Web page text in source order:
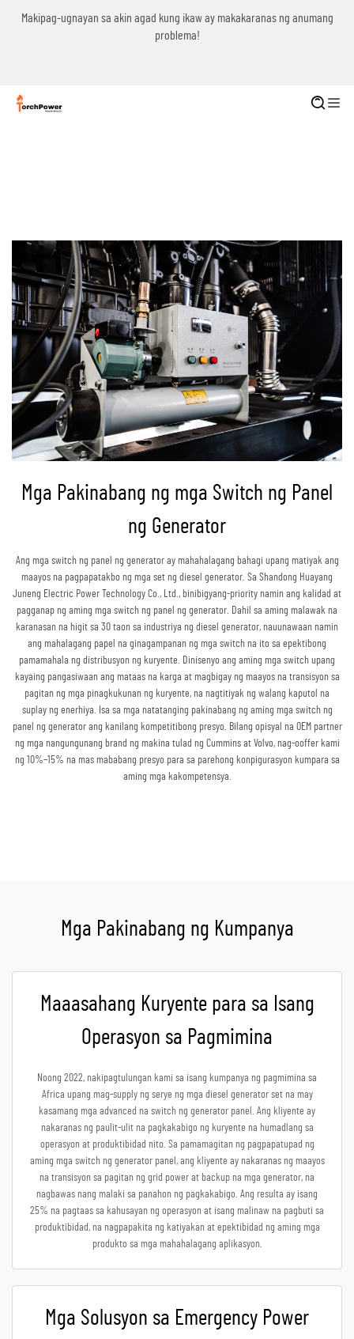
Makipag-ugnayan sa akin agad kung ikaw ay makakaranas ng anumang
problema!
Mga Pakinabang ng mga Switch ng Panel
ng Generator
Ang mga switch ng panel ng generator ay mahahalagang bahagi upang matiyak ang
maayos na pagpapatakbo ng mga set ng diesel generator. Sa Shandong Huayang
Juneng Electric Power Technology Co., Ltd., binibigyang-priority namin ang kalidad at
pagganap ng aming mga switch ng panel ng generator. Dahil sa aming malawak na
karanasan na higit sa 30 taon sa industriya ng diesel generator, nauunawaan namin
ang mahalagang papel na ginagampanan ng mga switch na ito sa epektibong
pamamahala ng distribusyon ng kuryente. Dinisenyo ang aming mga switch upang
kayaing pangasiwaan ang mataas na karga at magbigay ng maayos na transisyon sa
pagitan ng mga pinagkukunan ng kuryente, na nagtitiyak ng walang kaputol na
suplay ng enerhiya. Isa sa mga natatanging pakinabang ng aming mga switch ng
panel ng generator ang kanilang kompetitibong presyo. Bilang opisyal na OEM partner
ng mga nangungunang brand ng makina tulad ng Cummins at Volvo, nag-ooffer kami
ng 10%–15% na mas mababang presyo para sa parehong konpigurasyon kumpara sa
aming mga kakompetensya.
Mga Pakinabang ng Kumpanya
Maaasahang Kuryente para sa Isang
Operasyon sa Pagmimina
Noong 2022, nakipagtulungan kami sa isang kumpanya ng pagmimina sa
Africa upang mag-supply ng serye ng mga diesel generator set na may
kasamang mga advanced na switch ng generator panel. Ang kliyente ay
nakaranas ng paulit-ulit na pagkakabigo ng kuryente na humadlang sa
operasyon at produktibidad nito. Sa pamamagitan ng pagpapatupad ng
aming mga switch ng generator panel, ang kliyente ay nakaranas ng maayos
na transisyon sa pagitan ng grid power at backup na mga generator, na
nagbawas nang malaki sa panahon ng pagkakabigo. Ang resulta ay isang
25% na pagtaas sa kahusayan ng operasyon at isang malinaw na pagbuti sa
produktibidad, na nagpapakita ng katiyakan at epektibidad ng aming mga
produkto sa mga mahahalagang aplikasyon.
Mga Solusyon sa Emergency Power